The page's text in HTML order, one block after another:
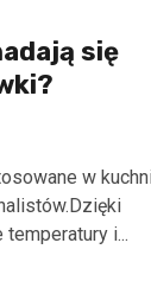
się
w
i...